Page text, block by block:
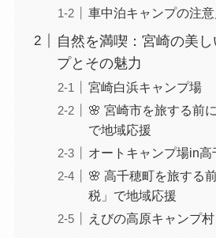
車中泊キャンプの注
自然を満喫：宮崎の美
プとその魅力
宮崎白浜キャンプ場
🌸 宮崎市を旅する前
で地域応援
オートキャンプ場in高
🌸 高千穂町を旅する
税」で地域応援
えびの高原キャンプ村